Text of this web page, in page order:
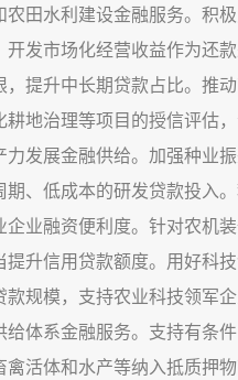
水利建设金融服务。积
发市场化经营收益作为还
提升中长期贷款占比。推
地治理等项目的授信评估
展金融供给。加强种业振
、低成本的研发贷款投入
业融资便利度。针对农机
升信用贷款额度。用好科
规模，支持农业科技领军
系金融服务。支持有条
活体和水产等纳入抵质押